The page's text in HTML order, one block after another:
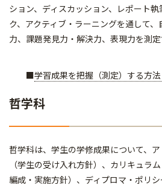
ション、ディスカッション、レポート
ク、アクティブ・ラーニングを通して
力、課題発見力・解決力、表現力を測定
■学習成果を把握（測定）する方法
哲学科
哲学科は、学生の学修成果について、
（学生の受け入れ方針）、カリキュラ
編成・実施方針）、ディプロマ・ポリ